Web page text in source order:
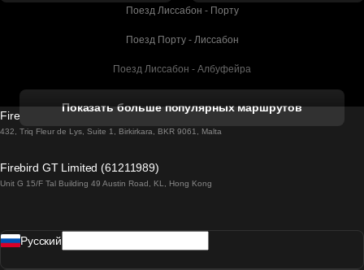
Поезд Лиссабон - Порту
Поезд Порту - Лиссабон
Поезд Лиссабон - Албуфейра
Поезд Лиссабон - Лагос
Поезд Лиссабон - Мадрид
Показать больше популярных маршрутов
Firebird GT Limited (OC 1451)
432, Triq Fleur de Lys, Suite 1, Birkirkara, BKR 9061, Malta
Firebird GT Limited (61211989)
Unit G 15/F Tal Building 49 Austin Road, KL, Hong Kong
Pусский